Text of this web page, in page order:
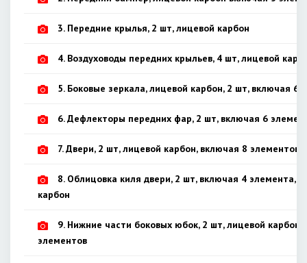
3. Передние крылья, 2 шт, лицевой карбон
4. Воздуховоды передних крыльев, 4 шт, лицевой
5. Боковые зеркала, лицевой карбон, 2 шт, включая 6
6. Дефлекторы передних фар, 2 шт, включая 6
7. Двери, 2 шт, лицевой карбон, включая 8 элементов
8. Облицовка киля двери, 2 шт, включая 4 элемента,
карбон
9. Нижние части боковых юбок, 2 шт, лицевой карбон,
элементов